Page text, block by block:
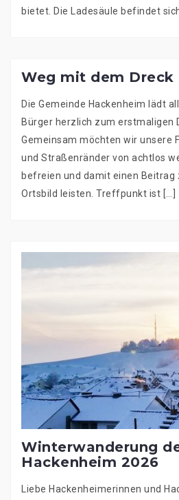
bietet. Die Ladesäule befindet
Weg mit dem Dreck
Die Gemeinde Hackenheim lädt
Bürger herzlich zum erstmaligen
Gemeinsam möchten wir unsere
und Straßenränder von achtlos
befreien und damit einen Beitrag
Ortsbild leisten. Treffpunkt ist […]
Winterwanderung
Hackenheim 2026
Liebe Hackenheimerinnen und